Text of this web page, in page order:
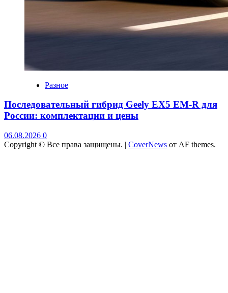
Разное
Последовательный гибрид Geely EX5 EM-R для
России: комплектации и цены
06.08.2026 0
Copyright © Все права защищены. | CoverNews от AF themes.